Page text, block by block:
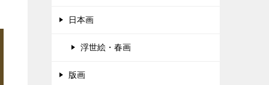
日本画
浮世絵・春画
版画